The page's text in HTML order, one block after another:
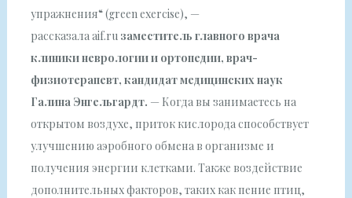
упражнения“ (green exercise), —
рассказала aif.ru заместитель главного врача
клиники неврологии и ортопедии, врач-
физиотерапевт, кандидат медицинских наук
Галина Энгельгардт. — Когда вы занимаетесь на
открытом воздухе, приток кислорода способствует
улучшению аэробного обмена в организме и
получения энергии клетками. Также воздействие
дополнительных факторов, таких как пение птиц,